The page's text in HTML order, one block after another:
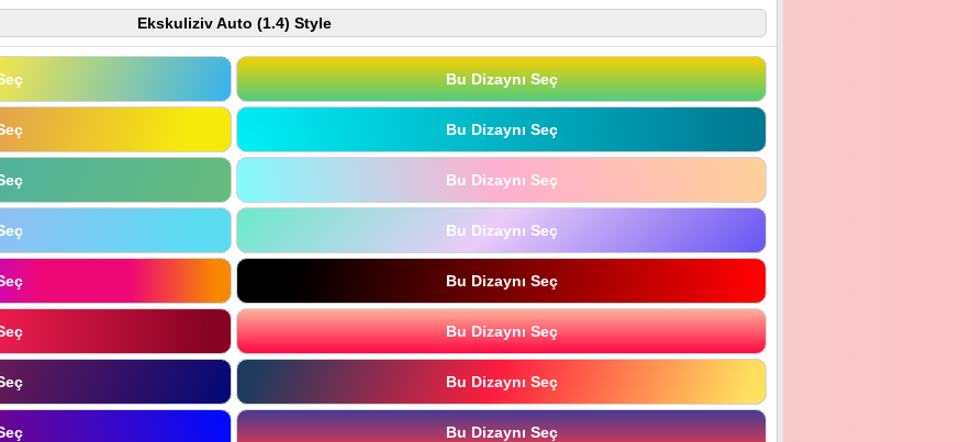
Ekskuliziv Auto (1.4) Style
Bu Dizaynı Seç
Bu Dizaynı Seç
Bu Dizaynı Seç
Bu Dizaynı Seç
Bu Dizaynı Seç
Bu Dizaynı Seç
Bu Dizaynı Seç
Bu Dizaynı Seç